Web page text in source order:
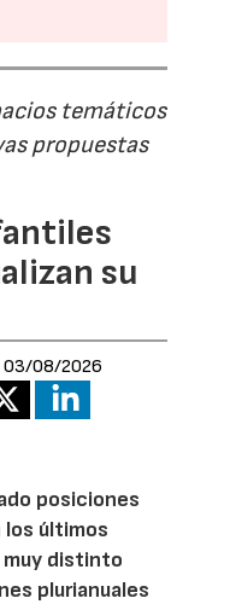
temáticos
propuestas
su
03/08/2026
posiciones
los últimos
distinto
plurianuales